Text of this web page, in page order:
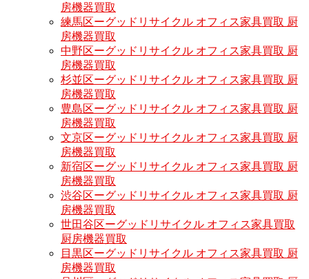
房機器買取
練馬区ーグッドリサイクル オフィス家具買取 厨
房機器買取
中野区ーグッドリサイクル オフィス家具買取 厨
房機器買取
杉並区ーグッドリサイクル オフィス家具買取 厨
房機器買取
豊島区ーグッドリサイクル オフィス家具買取 厨
房機器買取
文京区ーグッドリサイクル オフィス家具買取 厨
房機器買取
新宿区ーグッドリサイクル オフィス家具買取 厨
房機器買取
渋谷区ーグッドリサイクル オフィス家具買取 厨
房機器買取
世田谷区ーグッドリサイクル オフィス家具買取
厨房機器買取
目黒区ーグッドリサイクル オフィス家具買取 厨
房機器買取